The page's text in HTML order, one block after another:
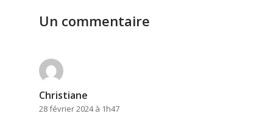
Un commentaire
Christiane
28 février 2024 à 1h47